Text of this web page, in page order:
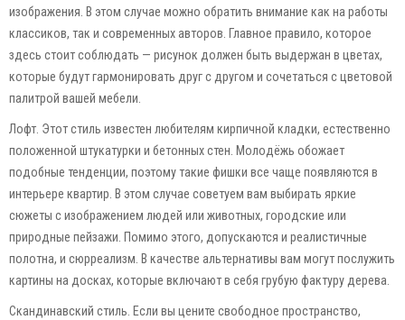
изображения. В этом случае можно обратить внимание как на работы
классиков, так и современных авторов. Главное правило, которое
здесь стоит соблюдать — рисунок должен быть выдержан в цветах,
которые будут гармонировать друг с другом и сочетаться с цветовой
палитрой вашей мебели.
Лофт. Этот стиль известен любителям кирпичной кладки, естественно
положенной штукатурки и бетонных стен. Молодёжь обожает
подобные тенденции, поэтому такие фишки все чаще появляются в
интерьере квартир. В этом случае советуем вам выбирать яркие
сюжеты с изображением людей или животных, городские или
природные пейзажи. Помимо этого, допускаются и реалистичные
полотна, и сюрреализм. В качестве альтернативы вам могут послужить
картины на досках, которые включают в себя грубую фактуру дерева.
Скандинавский стиль. Если вы цените свободное пространство,